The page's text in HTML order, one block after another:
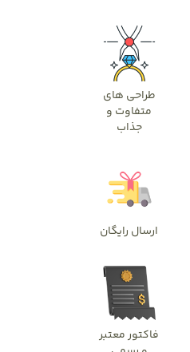
طراحی های
متفاوت و
جذاب
ارسال رایگان
فاکتور معتبر